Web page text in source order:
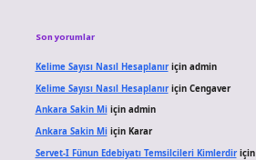
Son yorumlar
Kelime Sayısı Nasıl Hesaplanıriçin admin
Kelime Sayısı Nasıl Hesaplanıriçin Cengaver
Ankara Sakin Miiçin admin
Ankara Sakin Miiçin Karar
Servet-I Fünun Edebiyatı Temsilcileri Kimlerdiriçin